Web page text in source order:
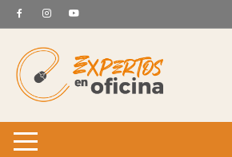
Saltar
al
contenido